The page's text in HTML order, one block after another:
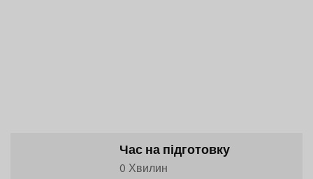
Час на підготовку
0 Хвилин